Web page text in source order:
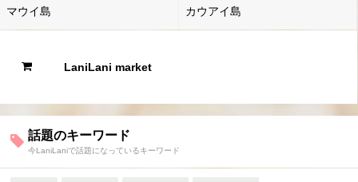
マウイ島 カウアイ島
LaniLani market
話題のキーワード
今LaniLaniで話題になっているキーワード